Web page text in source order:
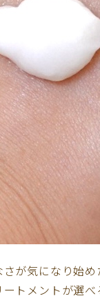
が気になり始め
トメントが選